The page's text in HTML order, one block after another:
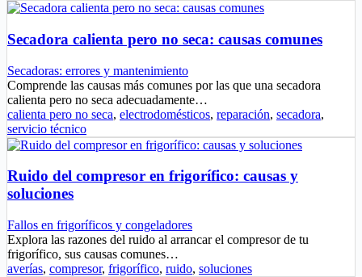
Secadora calienta pero no seca: causas comunes
Secadoras: errores y mantenimiento
Comprende las causas más comunes por las que una secadora
calienta pero no seca adecuadamente…
calienta pero no seca, electrodomésticos, reparación, secadora,
servicio técnico
Ruido del compresor en frigorífico: causas y
soluciones
Fallos en frigoríficos y congeladores
Explora las razones del ruido al arrancar el compresor de tu
frigorífico, sus causas comunes…
averías, compresor, frigorífico, ruido, soluciones